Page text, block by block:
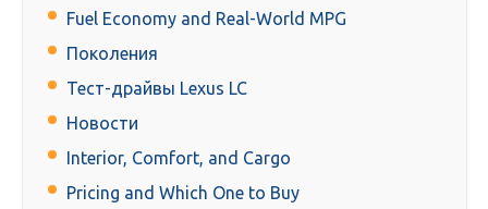
Fuel Economy and Real-World MPG
Поколения
Тест-драйвы Lexus LC
Новости
Interior, Comfort, and Cargo
Pricing and Which One to Buy